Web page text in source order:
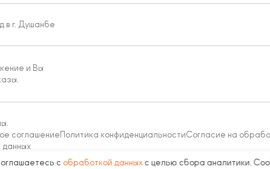
в г. Душанбе
и Вы
соглашение Политика конфиденциальностиСогласие на
данных
с обработкой данных с целью сбора аналитики.